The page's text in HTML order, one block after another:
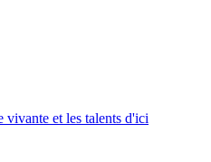
vivante et les talents d'ici